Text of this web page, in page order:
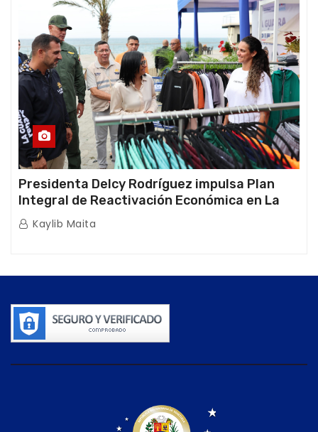
Presidenta Delcy Rodríguez impulsa Plan
Integral de Reactivación Económica en La
Guaira
Kaylib Maita